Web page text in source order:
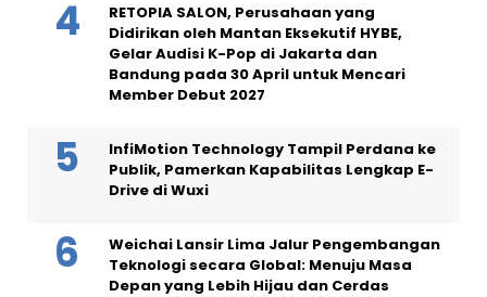
RETOPIA SALON, Perusahaan yang
Didirikan oleh Mantan Eksekutif HYBE,
Gelar Audisi K-Pop di Jakarta dan
Bandung pada 30 April untuk Mencari
Member Debut 2027
InfiMotion Technology Tampil Perdana ke
Publik, Pamerkan Kapabilitas Lengkap E-
Drive di Wuxi
Weichai Lansir Lima Jalur Pengembangan
Teknologi secara Global: Menuju Masa
Depan yang Lebih Hijau dan Cerdas